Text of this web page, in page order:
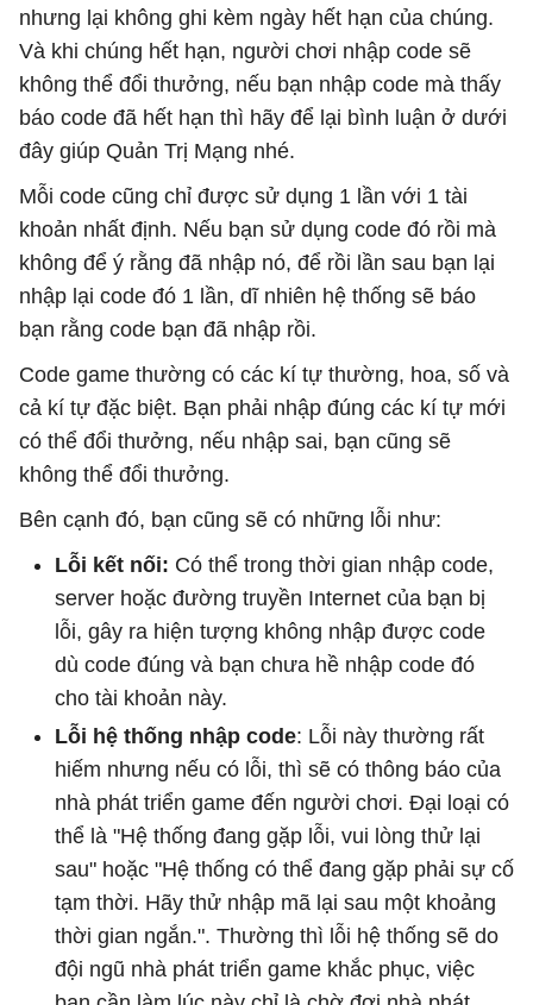
nhưng lại không ghi kèm ngày hết hạn của chúng.
Và khi chúng hết hạn, người chơi nhập code sẽ
không thể đổi thưởng, nếu bạn nhập code mà thấy
báo code đã hết hạn thì hãy để lại bình luận ở dưới
đây giúp Quản Trị Mạng nhé.
Mỗi code cũng chỉ được sử dụng 1 lần với 1 tài
khoản nhất định. Nếu bạn sử dụng code đó rồi mà
không để ý rằng đã nhập nó, để rồi lần sau bạn lại
nhập lại code đó 1 lần, dĩ nhiên hệ thống sẽ báo
bạn rằng code bạn đã nhập rồi.
Code game thường có các kí tự thường, hoa, số và
cả kí tự đặc biệt. Bạn phải nhập đúng các kí tự mới
có thể đổi thưởng, nếu nhập sai, bạn cũng sẽ
không thể đổi thưởng.
Bên cạnh đó, bạn cũng sẽ có những lỗi như:
Lỗi kết nối: Có thể trong thời gian nhập code,
server hoặc đường truyền Internet của bạn bị
lỗi, gây ra hiện tượng không nhập được code
dù code đúng và bạn chưa hề nhập code đó
cho tài khoản này.
Lỗi hệ thống nhập code: Lỗi này thường rất
hiếm nhưng nếu có lỗi, thì sẽ có thông báo của
nhà phát triển game đến người chơi. Đại loại có
thể là "Hệ thống đang gặp lỗi, vui lòng thử lại
sau" hoặc "Hệ thống có thể đang gặp phải sự cố
tạm thời. Hãy thử nhập mã lại sau một khoảng
thời gian ngắn.". Thường thì lỗi hệ thống sẽ do
đội ngũ nhà phát triển game khắc phục, việc